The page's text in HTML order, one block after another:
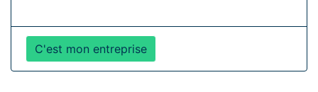
C'est mon entreprise